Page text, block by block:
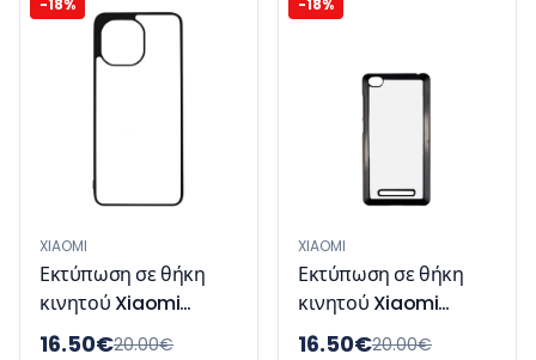
XIAOMI
Εκτύπωση σε θήκη
κινητού Xiaomi
Redmi 9T
16.50€20.00
κινητού Xiaomi
Redmi 9C
16.50€20.00